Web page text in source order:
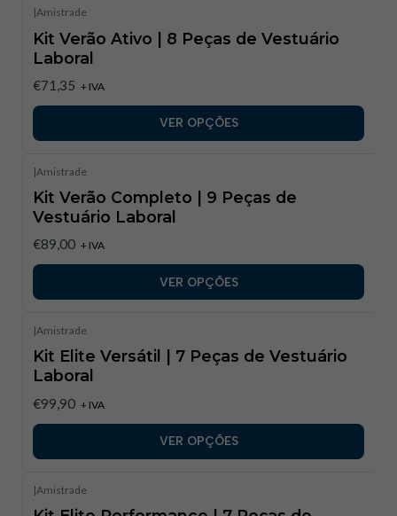
|Amistrade
Kit Verão Ativo | 8 Peças de Vestuário
Laboral
€71,35 + IVA
VER OPÇÕES
|Amistrade
Kit Verão Completo | 9 Peças de
Vestuário Laboral
€89,00 + IVA
VER OPÇÕES
|Amistrade
Kit Elite Versátil | 7 Peças de Vestuário
Laboral
€99,90 + IVA
VER OPÇÕES
|Amistrade